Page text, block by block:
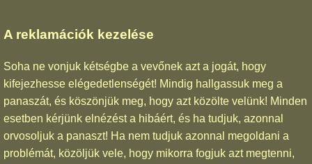
A reklamációk kezelése
Soha ne vonjuk kétségbe a vevőnek azt a jogát, hogy
kifejezhesse elégedetlenségét! Mindig hallgassuk meg a
panaszát, és köszönjük meg, hogy azt közölte velünk! Minden
esetben kérjünk elnézést a hibáért, és ha tudjuk, azonnal
orvosoljuk a panaszt! Ha nem tudjuk azonnal megoldani a
problémát, közöljük vele, hogy mikorra fogjuk azt megtenni,